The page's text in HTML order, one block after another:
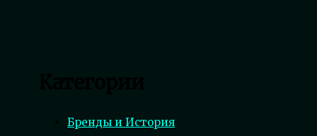
Бренды и История